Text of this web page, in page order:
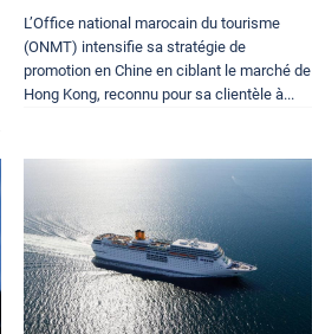
L’Office national marocain du tourisme
(ONMT) intensifie sa stratégie de
promotion en Chine en ciblant le marché de
Hong Kong, reconnu pour sa clientèle à...